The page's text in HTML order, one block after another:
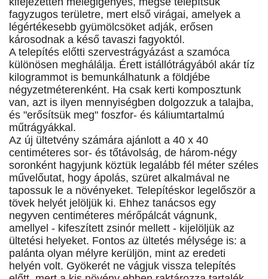
fagyzugos területre, mert első virágai, amelyek a
légértékesebb gyümölcsöket adják, erősen
károsodnak a késő tavaszi fagyoktól.
A telepítés előtti szervestrágyázást a szamóca
különösen meghálálja. Érett istállótrágyából akár tíz
kilogrammot is bemunkálhatunk a földjébe
négyzetméterenként. Ha csak kerti komposztunk
van, azt is ilyen mennyiségben dolgozzuk a talajba,
és "erősítsük meg" foszfor- és káliumtartalmú
műtrágyákkal.
Az új ültetvény számára ajánlott a 40 x 40
centiméteres sor- és tőtávolság, de három-négy
soronként hagyjunk köztük legalább fél méter széles
művelőutat, hogy ápolás, szüret alkalmával ne
tapossuk le a növényeket. Telepítéskor legelőször a
tövek helyét jelöljük ki. Ehhez tanácsos egy
negyven centiméteres mérőpálcát vágnunk,
amellyel - kifeszített zsinór mellett - kijelöljük az
ültetési helyeket. Fontos az ültetés mélysége is: a
palánta olyan mélyre kerüljön, mint az eredeti
helyén volt. Gyökerét ne vágjuk vissza telepítés